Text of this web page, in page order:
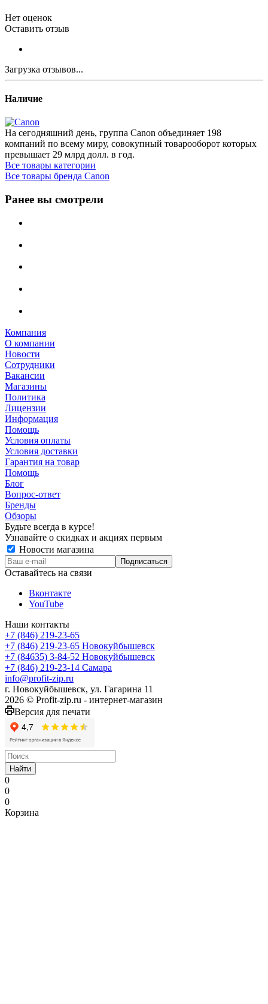
Нет оценок
Оставить отзыв
Загрузка отзывов...
Наличие
На сегодняшний день, группа Canon объединяет 198
компаний по всему миру, совокупный товарооборот которых
превышает 29 млрд долл. в год.
Все товары категории
Все товары бренда Canon
Ранее вы смотрели
Компания
О компании
Новости
Сотрудники
Вакансии
Магазины
Политика
Лицензии
Информация
Помощь
Условия оплаты
Условия доставки
Гарантия на товар
Помощь
Блог
Вопрос-ответ
Бренды
Обзоры
Будьте всегда в курсе!
Узнавайте о скидках и акциях первым
Новости магазина
Оставайтесь на связи
Вконтакте
YouTube
Наши контакты
+7 (846) 219-23-65
+7 (846) 219-23-65 Новокуйбышевск
+7 (84635) 3-84-52 Новокуйбышевск
+7 (846) 219-23-14 Самара
info@profit-zip.ru
г. Новокуйбышевск, ул. Гагарина 11
2026 © Profit-zip.ru - интернет-магазин
Версия для печати
Найти
0
0
0
Корзина